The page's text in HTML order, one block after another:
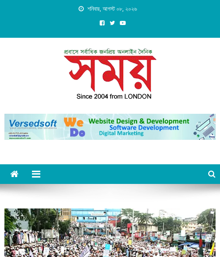
শনিবার, আগস্ট ০৮, ২০২৬
Daily Shomoy, Since 2004
from LONDON